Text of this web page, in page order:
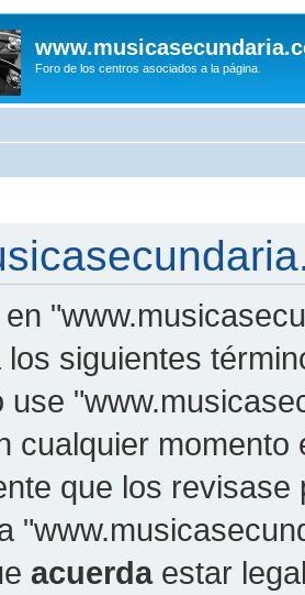
Foro de los centros asociados a la página.
los siguientes
use
cualquier
que los
acuerdaestar